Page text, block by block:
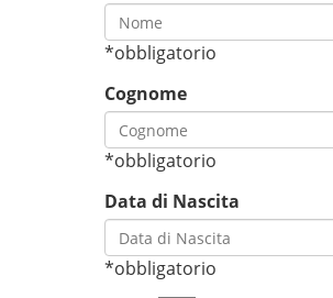
*obbligatorio
Cognome
*obbligatorio
Data di Nascita
*obbligatorio